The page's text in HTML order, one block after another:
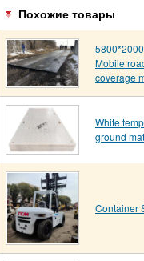
Похожие товары
Mobile
coverage
White
ground
Container